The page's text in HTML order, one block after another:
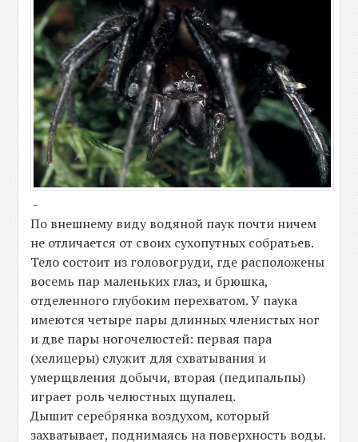
-
По внешнему виду водяной паук почти ничем
не отличается от своих сухопутных собратьев.
Тело состоит из головогруди, где расположены
восемь пар маленьких глаз, и брюшка,
отделенного глубоким перехватом. У паука
имеются четыре пары длинных членистых ног
и две пары ногочелюстей: первая пара
(хелицеры) служит для схватывания и
умерщвления добычи, вторая (педипальпы)
играет роль челюстных щупалец.
Дышит серебрянка воздухом, который
захватывает, поднимаясь на поверхность воды.